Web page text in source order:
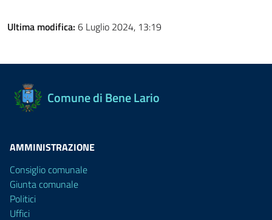
Ultima modifica: 6 Luglio 2024, 13:19
Comune di Bene Lario
AMMINISTRAZIONE
Consiglio comunale
Giunta comunale
Politici
Uffici